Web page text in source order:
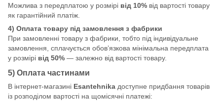
Можлива з передплатою у розмірі від 10% від вартості товару
як гарантійний платіж.
4) Оплата товару під замовлення з фабрики
При замовленні товару з фабрики, тобто під індивідуальне
замовлення, сплачується обов’язкова мінімальна передплата
у розмірі від 50% — залежно від вартості товару.
5) Оплата частинами
В інтернет-магазині Esantehnika доступне придбання товарів
із розподілом вартості на щомісячні платежі: